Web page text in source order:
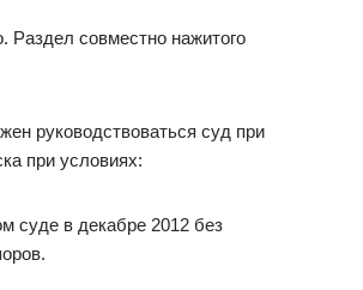
Раздел совместно нажитого
руководствоваться суд при
при условиях:
суде в декабре 2012 без